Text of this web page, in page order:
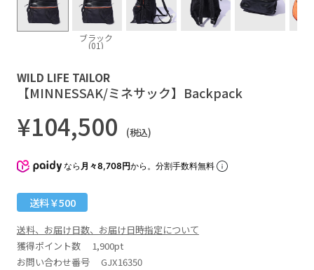
ブラック
(01)
WILD LIFE TAILOR
【MINNESSAK/ミネサック】Backpack
¥104,500 (税込)
なら 月々8,708円から。分割手数料無料
送料￥500
送料、お届け日数、お届け日時指定について
獲得ポイント数 1,900pt
お問い合わせ番号 GJX16350